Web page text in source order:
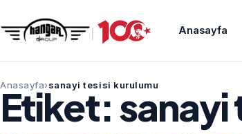
Anasayfa
Anasayfa sanayi tesisi kurulumu
Etiket:sanayi